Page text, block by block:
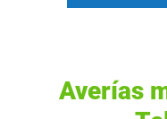
Averías